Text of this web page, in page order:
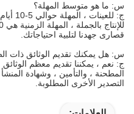
س: ما هو متوسط ​​المهلة؟
ج: للعينات ، المهلة حوالي 5-10 أيام.
قصارى جهدنا لتلبية احتياجاتك.
س: هل يمكنك تقديم الوثائق ذات
ج: نعم ، يمكننا تقديم معظم
التصدير الأخرى المطلوبة.